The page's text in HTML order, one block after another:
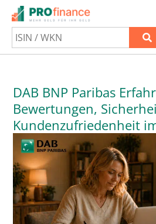
DAB BNP Paribas
Bewertungen,
Kundenzufriedenheit